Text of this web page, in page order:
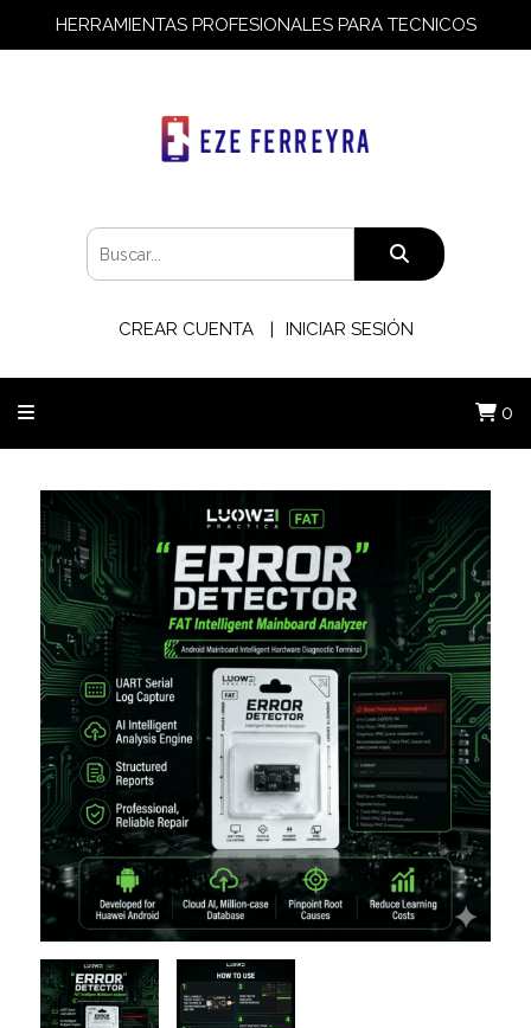
HERRAMIENTAS PROFESIONALES PARA TECNICOS
CREAR CUENTA INICIAR SESIÓN
0